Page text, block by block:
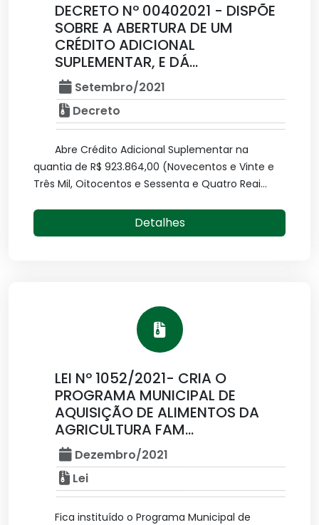
DECRETO Nº 00402021 - DISPÕE
SOBRE A ABERTURA DE UM
CRÉDITO ADICIONAL
SUPLEMENTAR, E DÁ...
Setembro/2021
Decreto
Abre Crédito Adicional Suplementar na
quantia de R$ 923.864,00 (Novecentos e Vinte e
Três Mil, Oitocentos e Sessenta e Quatro Reai...
Detalhes
LEI Nº 1052/2021- CRIA O
PROGRAMA MUNICIPAL DE
AQUISIÇÃO DE ALIMENTOS DA
AGRICULTURA FAM...
Dezembro/2021
Lei
Fica instituído o Programa Municipal de